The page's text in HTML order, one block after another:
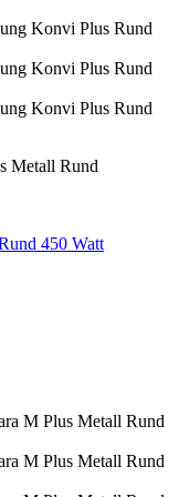
450 Watt